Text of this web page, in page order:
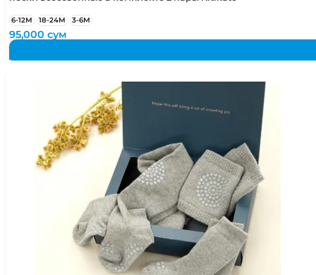
6-12М 18-24М 3-6М
95,000сум